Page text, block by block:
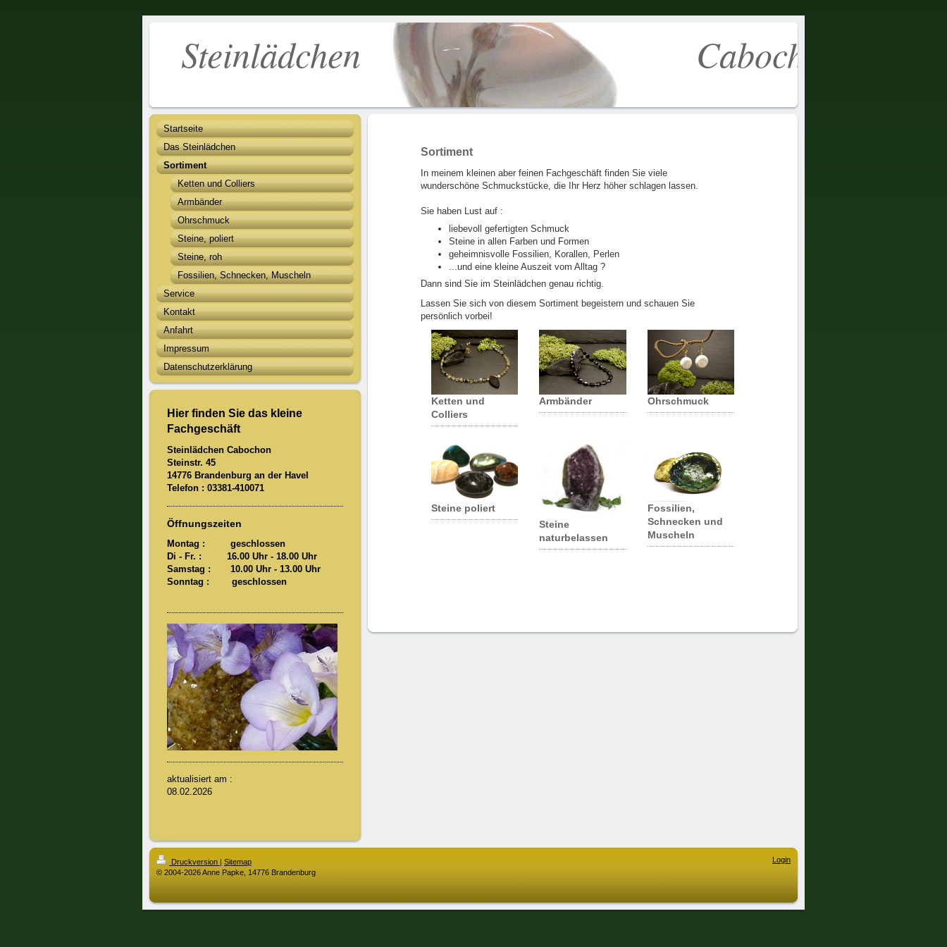
Steinlädchen Cabochon
Startseite
Das Steinlädchen
Sortiment
Ketten und Colliers
Armbänder
Ohrschmuck
Steine, poliert
Steine, roh
Fossilien, Schnecken, Muscheln
Service
Kontakt
Anfahrt
Impressum
Datenschutzerklärung
Hier finden Sie das kleine
Fachgeschäft
Steinlädchen Cabochon
Steinstr. 45
14776 Brandenburg an der Havel
Telefon : 03381-410071
Öffnungszeiten
Montag : geschlossen
Di - Fr. : 16.00 Uhr - 18.00 Uhr
Samstag : 10.00 Uhr - 13.00 Uhr
Sonntag : geschlossen
aktualisiert am :
08.02.2026
Sortiment
In meinem kleinen aber feinen Fachgeschäft finden Sie viele
wunderschöne Schmuckstücke, die Ihr Herz höher schlagen lassen.
Sie haben Lust auf :
liebevoll gefertigten Schmuck
Steine in allen Farben und Formen
geheimnisvolle Fossilien, Korallen, Perlen
...und eine kleine Auszeit vom Alltag ?
Dann sind Sie im Steinlädchen genau richtig.
Lassen Sie sich von diesem Sortiment begeistern und schauen Sie
persönlich vorbei!
Ketten und
Colliers
Armbänder Ohrschmuck
Steine poliert
Steine
naturbelassen
Fossilien,
Schnecken und
Muscheln
Druckversion | Sitemap
© 2004-2026 Anne Papke, 14776 Brandenburg
Login